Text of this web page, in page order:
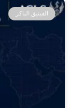
الفينيق الباكر